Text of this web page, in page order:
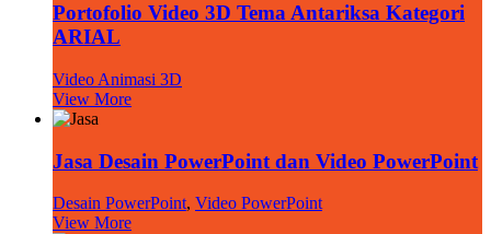
Portofolio Video 3D Tema Antariksa Kategori
ARIAL
Video Animasi 3D
View More
Jasa Desain PowerPoint dan Video PowerPoint
Desain PowerPoint, Video PowerPoint
View More